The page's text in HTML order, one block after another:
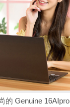
的 Genuine